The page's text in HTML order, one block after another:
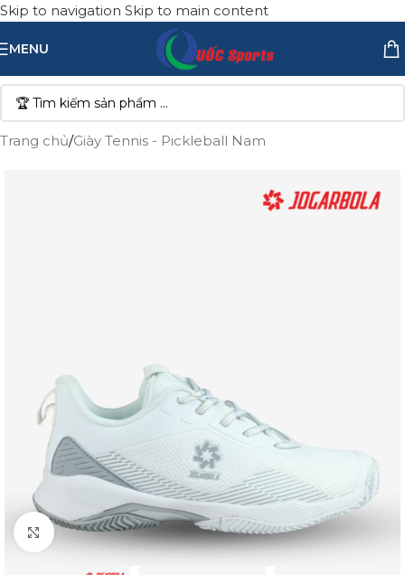
Skip to navigation Skip to main content
MENU
Trang chủ/Giày Tennis - Pickleball Nam
Click to enlarge